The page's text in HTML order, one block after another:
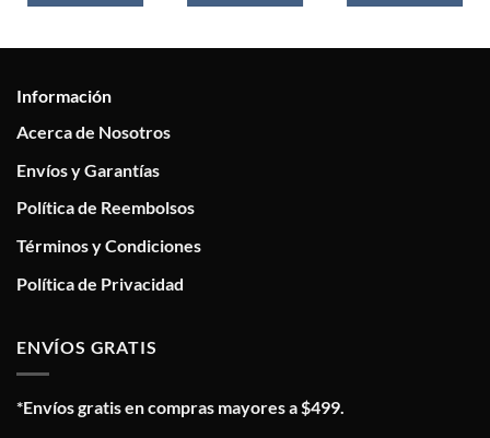
Información
Acerca de Nosotros
Envíos y Garantías
Política de Reembolsos
Términos y Condiciones
Política de Privacidad
ENVÍOS GRATIS
*Envíos gratis en compras mayores a $499.